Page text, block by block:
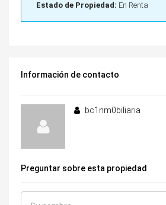
Estado de Propiedad: En Renta
Información de contacto
bc1nm0biliaria
Preguntar sobre esta propiedad